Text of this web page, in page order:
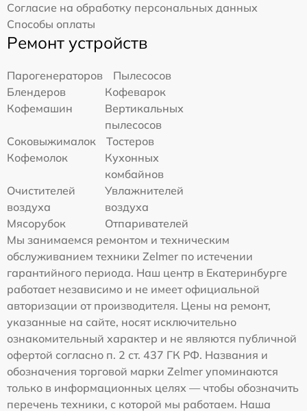
Согласие на обработку персональных данных
Способы оплаты
Ремонт устройств
Парогенераторов
Пылесосов
Блендеров
Кофеварок
Кофемашин
Вертикальных
пылесосов
Соковыжималок
Тостеров
Кофемолок
Кухонных
комбайнов
Очистителей
воздуха
Увлажнителей
воздуха
Мясорубок
Отпаривателей
Мы занимаемся ремонтом и техническим
обслуживанием техники Zelmer по истечении
гарантийного периода. Наш центр в Екатеринбурге
работает независимо и не имеет официальной
авторизации от производителя. Цены на ремонт,
указанные на сайте, носят исключительно
ознакомительный характер и не являются публичной
офертой согласно п. 2 ст. 437 ГК РФ. Названия и
обозначения торговой марки Zelmer упоминаются
только в информационных целях — чтобы обозначить
перечень техники, с которой мы работаем. Наша